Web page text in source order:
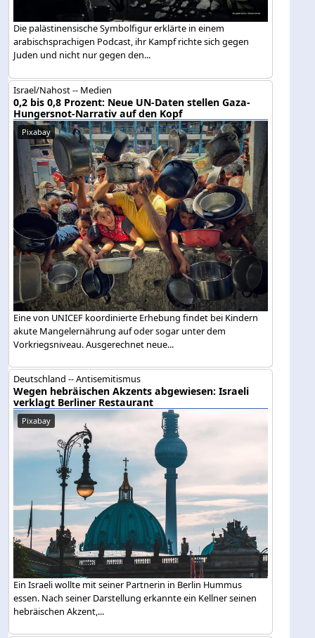
Die palästinensische Symbolfigur erklärte in einem
arabischsprachigen Podcast, ihr Kampf richte sich gegen
Juden und nicht nur gegen den...
Israel/Nahost -- Medien
0,2 bis 0,8 Prozent: Neue UN-Daten stellen Gaza-
Hungersnot-Narrativ auf den Kopf
Pixabay
Eine von UNICEF koordinierte Erhebung findet bei Kindern
akute Mangelernährung auf oder sogar unter dem
Vorkriegsniveau. Ausgerechnet neue...
Deutschland -- Antisemitismus
Wegen hebräischen Akzents abgewiesen: Israeli
verklagt Berliner Restaurant
Pixabay
Ein Israeli wollte mit seiner Partnerin in Berlin Hummus
essen. Nach seiner Darstellung erkannte ein Kellner seinen
hebräischen Akzent,...